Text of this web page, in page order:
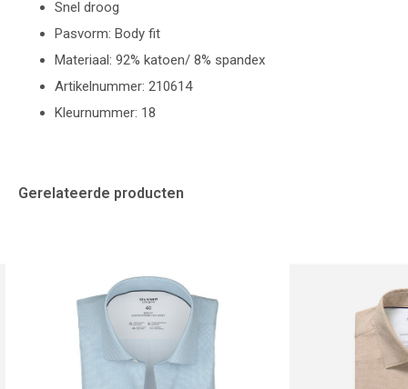
Snel droog
Pasvorm: Body fit
Materiaal: 92% katoen/ 8% spandex
Artikelnummer: 210614
Kleurnummer: 18
Gerelateerde producten